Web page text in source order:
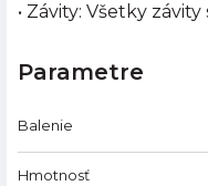
• Závity: Všetky
Parametre
Balenie
Hmotnosť